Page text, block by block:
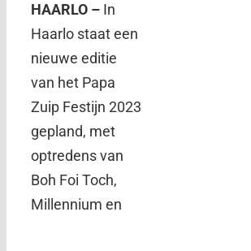
HAARLO – In
Haarlo staat een
nieuwe editie
van het Papa
Zuip Festijn 2023
gepland, met
optredens van
Boh Foi Toch,
Millennium en